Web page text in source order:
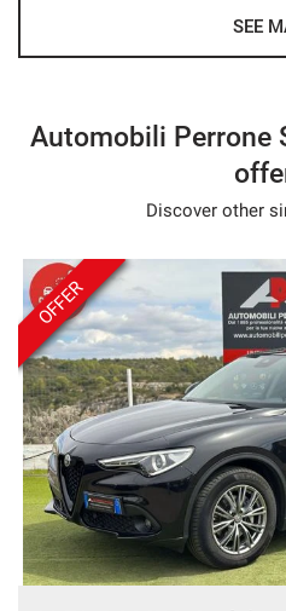
Possibilità di furto e incendio
Possibilità di finanziamento in
SEE
Automobili Perrone
Discover other
OFFER